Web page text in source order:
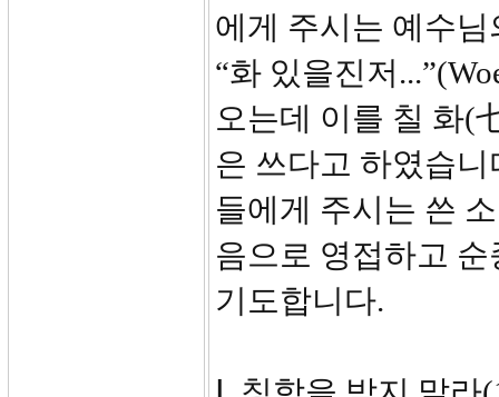
에게 주시는 예수
“화 있을진저
오는데 이를 칠 화(
은 쓰다고 하였습
들에게 주시는 쓴
음으로 영접하고
기도합니다.